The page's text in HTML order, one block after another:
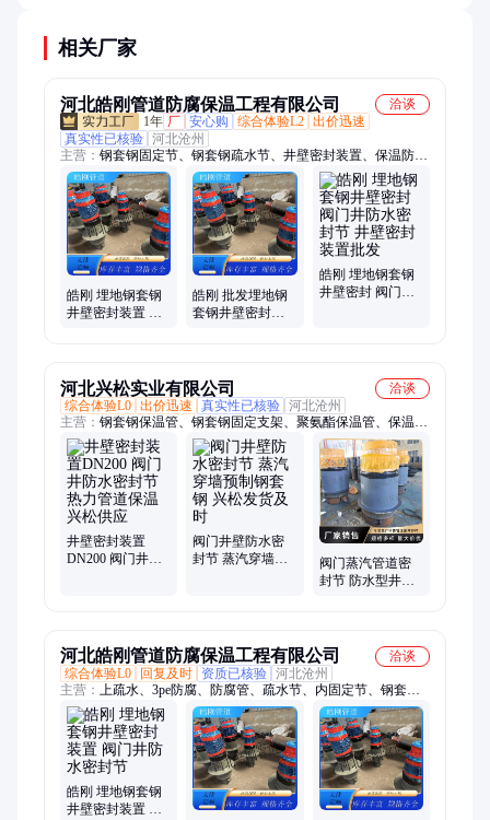
相关厂家
河北皓刚管道防腐保温工程有限公司
洽谈
1年 厂 安心购 综合体验L2 出价迅速
真实性已核验 河北沧州
主营： 钢套钢固定节、钢套钢疏水节、井壁密封装置、保温防水
端封、钢套钢蒸汽保温管、钢套钢保温补偿器
皓刚 埋地钢套钢
井壁密封装置 阀
皓刚 批发埋地钢
套钢井壁密封装
皓刚 埋地钢套钢
井壁密封 阀门井
河北兴松实业有限公司
洽谈
综合体验L0 出价迅速 真实性已核验 河北沧州
主营： 钢套钢保温管、钢套钢固定支架、聚氨酯保温管、保温疏
水节、滑动支架、隔热支架、钢套钢弯头
井壁密封装置
DN200 阀门井防
阀门井壁防水密
封节 蒸汽穿墙预
阀门蒸汽管道密
封节 防水型井室
河北皓刚管道防腐保温工程有限公司
洽谈
综合体验L0
回复及时 资质已核验 河北沧州
主营：
上疏水、3pe防腐、防腐管、疏水节、内固定节、钢套
钢、皓刚管道、滑动管托、固定管托、直埋保温、钢蒸汽内、疏
水装置、蒸汽隔热、直缝钢管、固定支架、隔热管托、涂塑钢
管、导向支座、蒸汽疏水、保温弯头、出地弯头、成品管托、蒸
汽管道、导向支架、直埋隔热
皓刚 埋地钢套钢
井壁密封装置 阀